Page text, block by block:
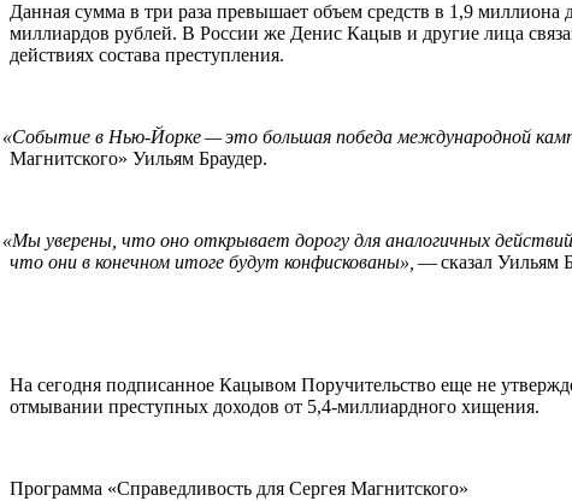
Данная сумма в три раза превышает объем средств в 1,9
миллиардов рублей. В России же Денис Кацыв и другие лица
действиях состава преступления.
«Событие в Нью-Йорке — это большая победа международной
Магнитского» Уильям Браудер.
«Мы уверены, что оно открывает дорогу для аналогичных
что они в конечном итоге будут конфискованы», — сказал Уильям
На сегодня подписанное Кацывом Поручительство еще не
отмывании преступных доходов от 5,4‑миллиардного хищения.
Программа «Справедливость для Сергея Магнитского»